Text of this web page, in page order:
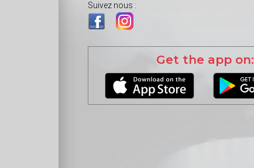
Suivez nous :
Get the app on: